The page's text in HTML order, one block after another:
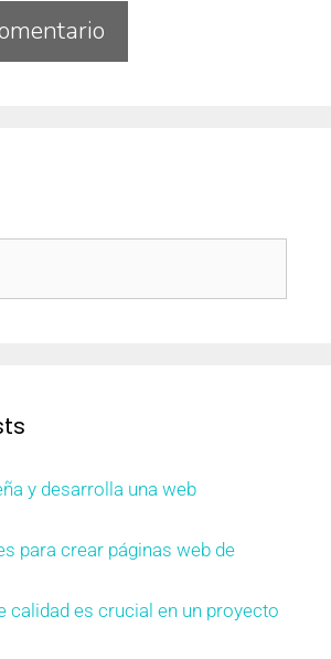
y desarrolla una web
para crear páginas web de
calidad es crucial en un proyecto